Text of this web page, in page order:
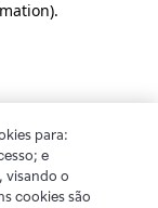
.
para:
e
visando o
cookies são